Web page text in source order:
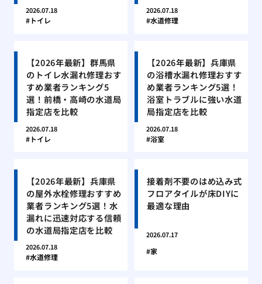
2026.07.18
トイレ
2026.07.18
水道修理
【2026年最新】群馬県
のトイレ水漏れ修理おす
すめ業者ランキング5
選！前橋・高崎の水道局
指定店を比較
2026.07.18
トイレ
【2026年最新】兵庫県
の浴槽水漏れ修理おすす
め業者ランキング5選！
浴室トラブルに強い水道
局指定店を比較
2026.07.18
浴室
【2026年最新】兵庫県
の屋外水栓修理おすすめ
業者ランキング5選！水
漏れに迅速対応する信頼
の水道局指定店を比較
2026.07.18
水道修理
接着剤不要のはめ込み式
フロアタイルが床DIYに
最適な理由
2026.07.17
家